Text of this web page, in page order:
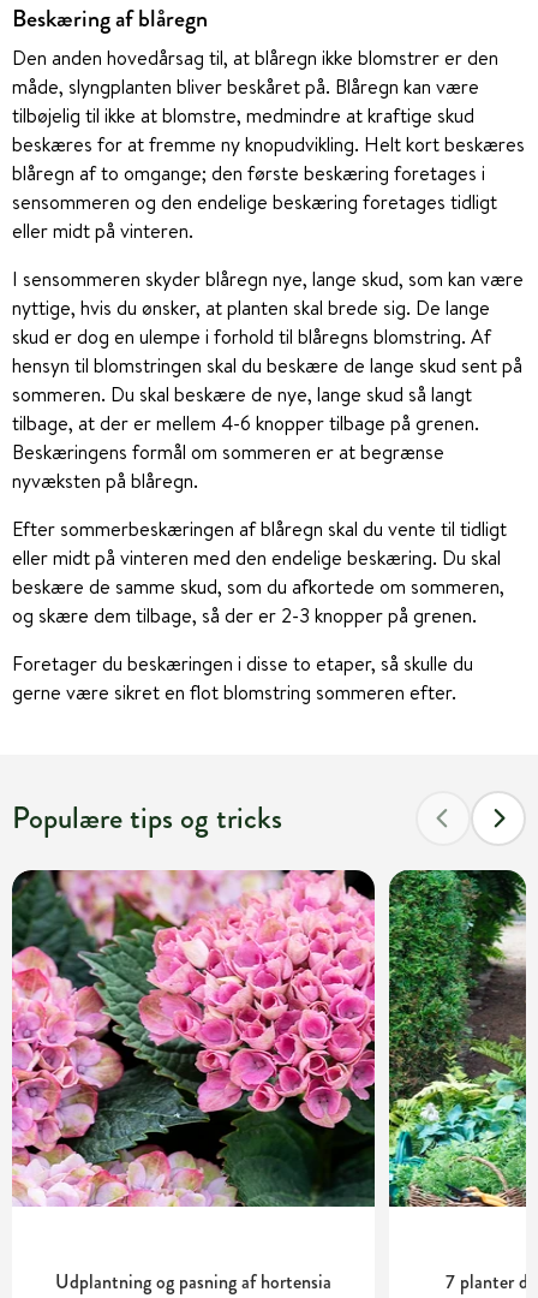
Beskæring af blåregn
Den anden hovedårsag til, at blåregn ikke blomstrer er den
måde, slyngplanten bliver beskåret på. Blåregn kan være
tilbøjelig til ikke at blomstre, medmindre at kraftige skud
beskæres for at fremme ny knopudvikling. Helt kort beskæres
blåregn af to omgange; den første beskæring foretages i
sensommeren og den endelige beskæring foretages tidligt
eller midt på vinteren.
I sensommeren skyder blåregn nye, lange skud, som kan være
nyttige, hvis du ønsker, at planten skal brede sig. De lange
skud er dog en ulempe i forhold til blåregns blomstring. Af
hensyn til blomstringen skal du beskære de lange skud sent på
sommeren. Du skal beskære de nye, lange skud så langt
tilbage, at der er mellem 4-6 knopper tilbage på grenen.
Beskæringens formål om sommeren er at begrænse
nyvæksten på blåregn.
Efter sommerbeskæringen af blåregn skal du vente til tidligt
eller midt på vinteren med den endelige beskæring. Du skal
beskære de samme skud, som du afkortede om sommeren,
og skære dem tilbage, så der er 2-3 knopper på grenen.
Foretager du beskæringen i disse to etaper, så skulle du
gerne være sikret en flot blomstring sommeren efter.
Populære tips og tricks
Udplantning og pasning af hortensia 7 planter